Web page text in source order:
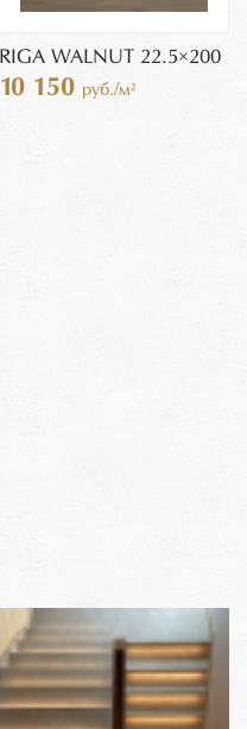
RIGA WALNUT 22.5×200
10 150 руб./м²